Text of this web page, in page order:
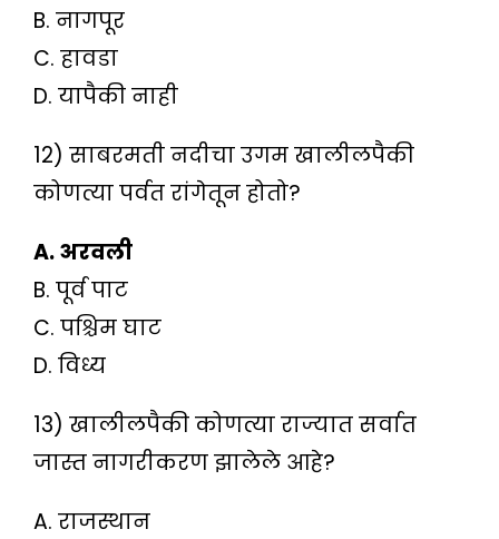
B. नागपूर
C. हावडा
D. यापैकी नाही
12) साबरमती नदीचा उगम खालीलपैकी
कोणत्या पर्वत रांगेतून होतो?
A. अरवली
B. पूर्व पाट
C. पश्चिम घाट
D. विध्य
13) खालीलपैकी कोणत्या राज्यात सर्वात
जास्त नागरीकरण झालेले आहे?
A. राजस्थान